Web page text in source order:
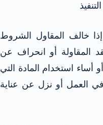
خالف المقاول الشروط
المقاولة أو انحراف عن
أساء استخدام المادة التي
العمل أو نزل عن عناية